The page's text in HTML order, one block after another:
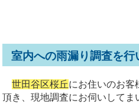
室内への雨漏り調査を行
世田谷区桜丘にお住いのお客
頂き、現地調査にお伺いしてま